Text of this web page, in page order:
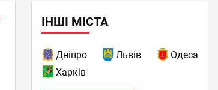
ІНШІ МІСТА
Дніпро Львів
Одеса
Харків